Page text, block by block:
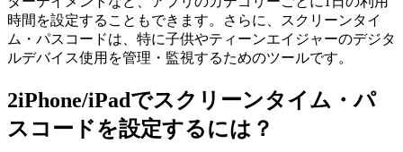
時間を設定することもできます。さらに、スクリーンタイ
ム・パスコードは、特に子供やティーンエイジャーのデジタ
ルデバイス使用を管理・監視するためのツールです。
2iPhone/iPadでスクリーンタイム・パ
スコードを設定するには？